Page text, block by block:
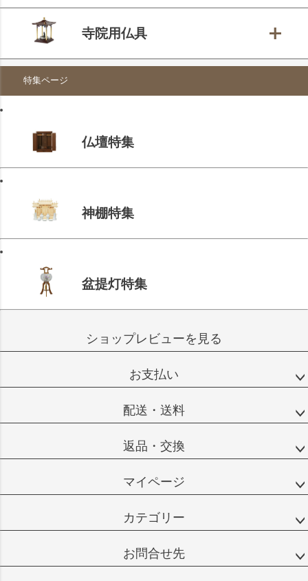
寺院用仏具
特集ページ
仏壇特集
神棚特集
盆提灯特集
ショップレビューを見る
お支払い
配送・送料
返品・交換
マイページ
カテゴリー
お問合せ先